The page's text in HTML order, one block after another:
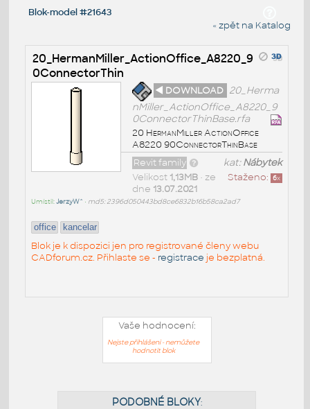
Blok-model #21643
« zpět na Katalog
20_HermanMiller_ActionOffice_A8220_9
0ConnectorThin
◄ DOWNLOAD 20_Herma
nMiller_ActionOffice_A8220_9
0ConnectorThinBase.rfa
20 HermanMiller ActionOffice
A8220 90ConnectorThinBase
kat:Nábytek
Revit family
Staženo: 6x
Velikost 1,13MB• ze
dne 13.07.2021
Umístil:JerzyW^ • md5: 2396d050443bd8ce6832b16b58ca2ad7
office kancelar
Blok je k dispozici jen pro registrované členy webu
CADforum.cz. Přihlaste se - registrace je bezplatná.
Vaše hodnocení:
Nejste přihlášeni - nemůžete
hodnotit blok